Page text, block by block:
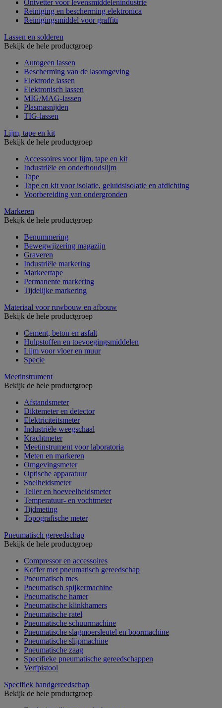
Ontvetter voor levensmiddelenindustrie
Reiniging en bescherming elektronica
Reinigingsmiddel voor graffiti
Lassen en solderen
Bekijk de hele productgroep
Autogeen lassen
Bescherming van de lasomgeving
Elektrode lassen
Elektronisch lassen
MIG/MAG-lassen
Plasmasnijden
TIG-lassen
Lijm, tape en kit
Bekijk de hele productgroep
Accessoires voor lijm, tape en kit
Industriële en onderhoudslijm
Tape
Tape en kit voor isolatie, geluidsisolatie en afdichting
Voorbereiding van ondergronden
Markeren
Bekijk de hele productgroep
Benummering
Bewegwijzering magazijn
Graveren
Industriële markering
Markeertape
Permanente markering
Tijdelijke markering
Materiaal voor ruwbouw en afbouw
Bekijk de hele productgroep
Cement, beton en asfalt
Hulpstoffen en toevoegingsmiddelen
Lijm voor vloer en muur
Specie
Meetinstrument
Bekijk de hele productgroep
Afstandsmeter
Diktemeter en detector
Elektriciteitsmeter
Industriële weegschaal
Krachtmeter
Meetinstrument voor laboratoria
Meten en markeren
Omgevingsmeter
Optische apparatuur
Snelheidsmeter
Teller en hoeveelheidsmeter
Temperatuur- en vochtmeter
Tijdmeting
Topografische meter
Pneumatisch gereedschap
Bekijk de hele productgroep
Compressor en accessoires
Koffer met pneumatisch gereedschap
Pneumatisch mes
Pneumatisch spijkermachine
Pneumatische hamer
Pneumatische klinkhamers
Pneumatische ratel
Pneumatische schuurmachine
Pneumatische slagmoersleutel en boormachine
Pneumatische slijpmachine
Pneumatische zaag
Specifieke pneumatische gereedschappen
Verfpistool
Specifiek handgereedschap
Bekijk de hele productgroep